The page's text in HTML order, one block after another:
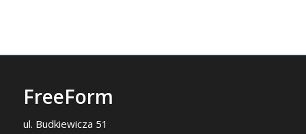
FreeForm
ul. Budkiewicza 51